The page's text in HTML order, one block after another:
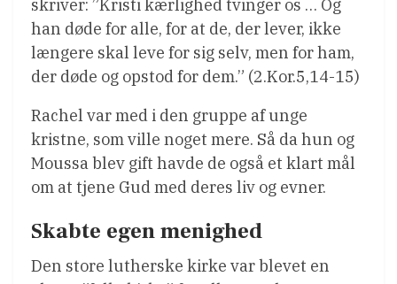
skriver: ”Kristi kærlighed tvinger os … Og
han døde for alle, for at de, der lever, ikke
længere skal leve for sig selv, men for ham,
der døde og opstod for dem.” (2.Kor.5,14-15)
Rachel var med i den gruppe af unge
kristne, som ville noget mere. Så da hun og
Moussa blev gift havde de også et klart mål
om at tjene Gud med deres liv og evner.
Skabte egen menighed
Den store lutherske kirke var blevet en